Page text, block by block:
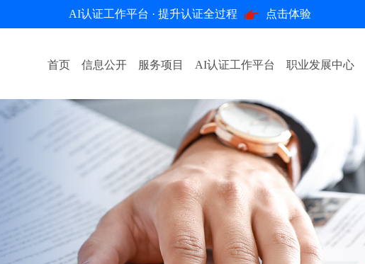
AI认证工作平台 · 提升认证全过程 点击体验
首页 信息公开 服务项目 AI认证工作平台 职业发展中心